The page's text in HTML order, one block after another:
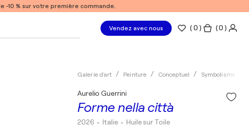
10 % sur votre première commande.
Vendez avec nous (0 ) ( 0 )
Galerie d'art Peinture Conceptuel Symbolisme
Forme nella città
Aurelio Guerrini
2026 • Italie • Huile sur Toile